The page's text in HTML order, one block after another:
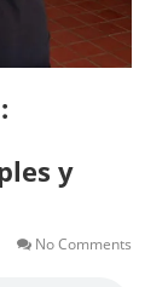
y
No Comments